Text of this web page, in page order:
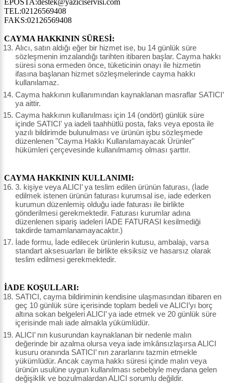
EPOSTA:destek@yaziciservisi.com
TEL:02126569408
FAKS:02126569408
CAYMA HAKKININ SÜRESİ:
Alıcı, satın aldığı eğer bir hizmet ise, bu 14 günlük süre
sözleşmenin imzalandığı tarihten itibaren başlar. Cayma hakkı
süresi sona ermeden önce, tüketicinin onayı ile hizmetin
ifasına başlanan hizmet sözleşmelerinde cayma hakkı
kullanılamaz.
Cayma hakkının kullanımından kaynaklanan masraflar SATICI’
ya aittir.
Cayma hakkının kullanılması için 14 (ondört) günlük süre
içinde SATICI' ya iadeli taahhütlü posta, faks veya eposta ile
yazılı bildirimde bulunulması ve ürünün işbu sözleşmede
düzenlenen "Cayma Hakkı Kullanılamayacak Ürünler"
hükümleri çerçevesinde kullanılmamış olması şarttır.
CAYMA HAKKININ KULLANIMI:
3. kişiye veya ALICI’ ya teslim edilen ürünün faturası, (İade
edilmek istenen ürünün faturası kurumsal ise, iade ederken
kurumun düzenlemiş olduğu iade faturası ile birlikte
gönderilmesi gerekmektedir. Faturası kurumlar adına
düzenlenen sipariş iadeleri İADE FATURASI kesilmediği
takdirde tamamlanamayacaktır.)
İade formu, İade edilecek ürünlerin kutusu, ambalajı, varsa
standart aksesuarları ile birlikte eksiksiz ve hasarsız olarak
teslim edilmesi gerekmektedir.
İADE KOŞULLARI:
SATICI, cayma bildiriminin kendisine ulaşmasından itibaren en
geç 10 günlük süre içerisinde toplam bedeli ve ALICI’yı borç
altına sokan belgeleri ALICI’ ya iade etmek ve 20 günlük süre
içerisinde malı iade almakla yükümlüdür.
ALICI’ nın kusurundan kaynaklanan bir nedenle malın
değerinde bir azalma olursa veya iade imkânsızlaşırsa ALICI
kusuru oranında SATICI’ nın zararlarını tazmin etmekle
yükümlüdür. Ancak cayma hakkı süresi içinde malın veya
ürünün usulüne uygun kullanılması sebebiyle meydana gelen
değişiklik ve bozulmalardan ALICI sorumlu değildir.